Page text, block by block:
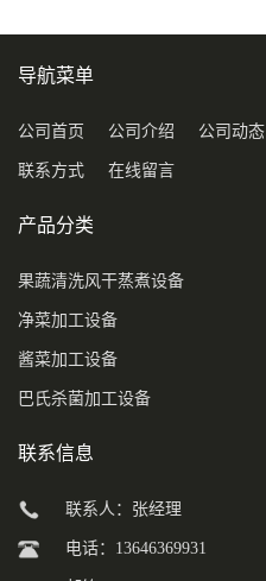
导航菜单
公司首页 公司介绍 公司动态
联系方式 在线留言
产品分类
果蔬清洗风干蒸煮设备
净菜加工设备
酱菜加工设备
巴氏杀菌加工设备
联系信息
联系人：张经理
电话：13646369931